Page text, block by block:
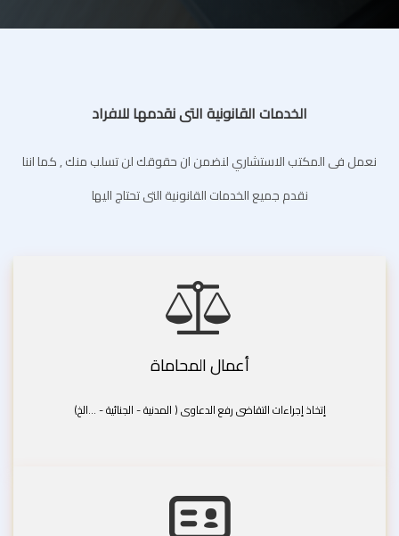
الخدمات القانونية التى نقدمها للافراد
نعمل فى المكتب الاستشاري لنضمن ان حقوقك لن تسلب منك , كما اننا
نقدم جميع الخدمات القانونية التى تحتاج اليها
أعمال المحاماة
إتخاذ إجراءات التقاضى رفع الدعاوى ( المدنية - الجنائية - ...الخ)